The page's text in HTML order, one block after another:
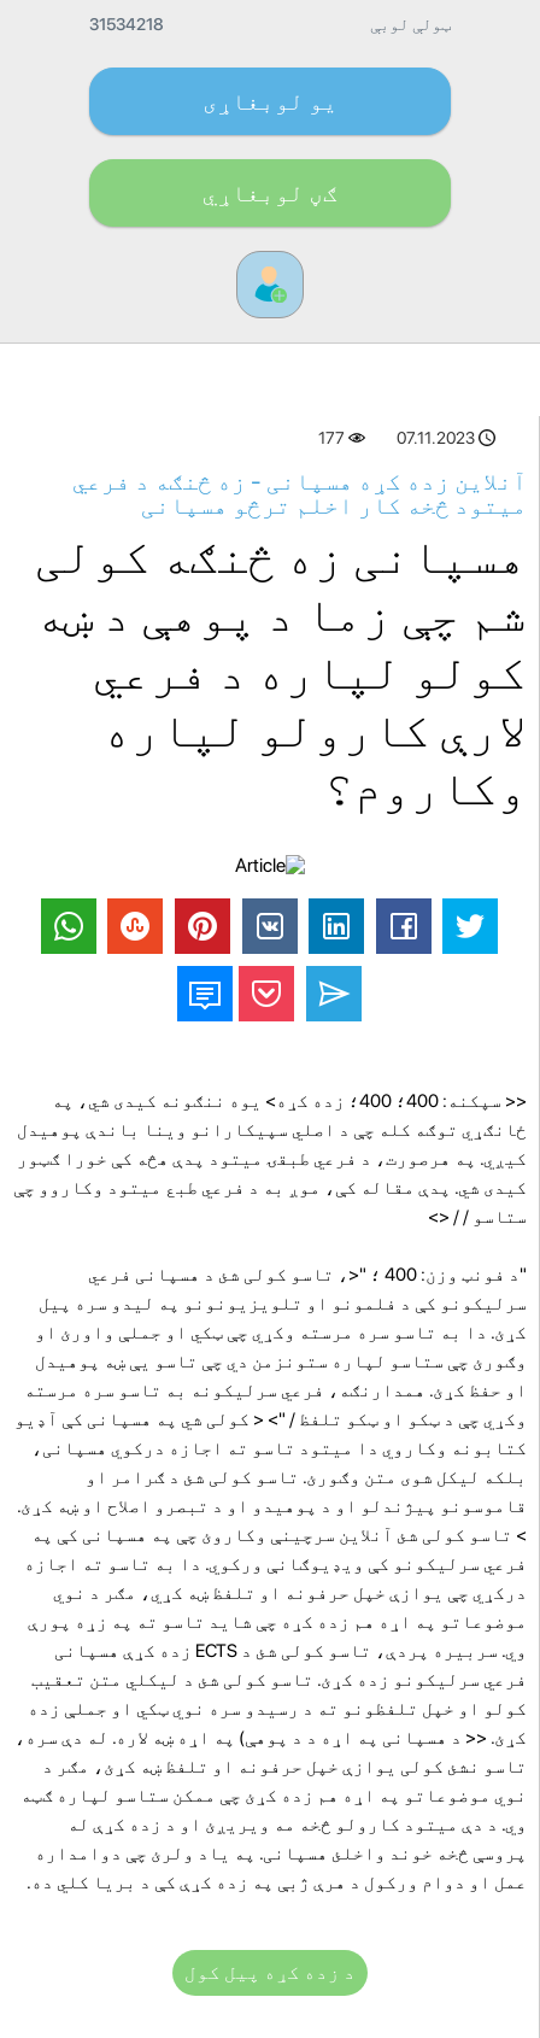
ټولې لوبې 31534218
یو لوبغاړی
ګڼ لوبغاړي
07.11.2023
177
آنلاین زده کړه هسپانی - زه څنګه د فرعي
میتود څخه کار اخلم ترڅو هسپانی
هسپانی زه څنګه کولی
شم چې زما د پوهې د ښه
کولو لپاره د فرعي
لارې کارولو لپاره
وکاروم؟
<< سپکنه: 400؛ 400؛ زده کړه> یوه ننګونه کیدی شي، په
ځانګړي توګه کله چې د اصلي سپیکارانو وینا باندې پوهیدل
کیږي. په هرصورت، د فرعي طبقۍ میتود پدې هڅه کې خورا ګټور
کیدی شي. پدې مقاله کې، موږ به د فرعي طبع میتود وکاروو چې
ستاسو / / ​​<>
"د فونټ وزن: 400 ؛ "<، تاسو کولی شئ د هسپانی فرعي
سرلیکونو کې د فلمونو او تلویزیونونو په لیدو سره پیل
کړئ. دا به تاسو سره مرسته وکړي چې ټکي او جملې واورئ او
وګورئ چې ستاسو لپاره ستونزمن دي چې تاسو یې ښه پوهیدل
او حفظ کړئ. همدارنګه، فرعي سرلیکونه به تاسو سره مرسته
وکړي چې د ټکو او ټکو تلفظ / "> < کولی شي په هسپانی کې آډیو
کتابونه وکاروي دا میتود تاسو ته اجازه درکوي هسپانی،
بلکه لیکل شوی متن وګورئ. تاسو کولی شئ د ګرامر او
قاموسونو پیژندلو او د پوهیدو او د تبصرو اصلاح او ښه کړئ.
> تاسو کولی شئ آنلاین سرچینې وکاروئ چې په هسپانی کې په
فرعي سرلیکونو کې ویډیوګانې ورکوي. دا به تاسو ته اجازه
درکړي چې یوازې خپل حرفونه او تلفظ ښه کړي، مګر د نوي
موضوعاتو په اړه هم زده کړه چې شاید تاسو ته په زړه پورې
وي. سربیره پردې، تاسو کولی شئ د ECTS زده کړې هسپانی
فرعي سرلیکونو زده کړئ. تاسو کولی شئ د لیکلي متن تعقیب
کولو او خپل تلفظونو ته د رسیدو سره نوي ټکي او جملې زده
کړئ. << د هسپانی په اړه د د پوهې) په اړه ښه لاره. له دې سره،
تاسو نشئ کولی یوازې خپل حرفونه او تلفظ ښه کړئ، مګر د
نوي موضوعاتو په اړه هم زده کړئ چې ممکن ستاسو لپاره ګټه
وي. د دې میتود کارولو څخه مه ویریږئ او د زده کړې له
پروسې څخه خوند واخلئ هسپانی. په یاد ولرئ چې دوامداره
عمل او دوام ورکول د هرې ژبې په زده کړې کې د بریا کلي ده.
د زده کړه پیل کول